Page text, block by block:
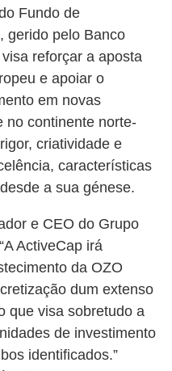
Fundo de
gerido pelo Banco
reforçar a aposta
e apoiar o
em novas
no continente norte-
criatividade e
características
a sua génese.
e CEO do Grupo
ActiveCap irá
da OZO
dum extenso
que visa sobretudo a
de investimento
identificados.”